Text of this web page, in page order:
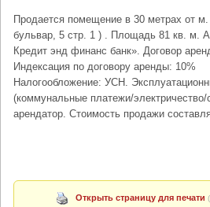
Продается помещение в 30 метрах от
бульвар, 5 стр. 1 ) . Площадь 81 кв. м.
Кредит энд финанс банк». Договор
Индексация по договору аренды: 10%
Налогообложение: УСН.
(коммунальные платежи/электричество/
арендатор. Стоимость продажи
Открыть страницу для печати